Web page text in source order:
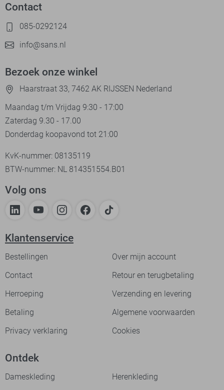
Contact
085-0292124
info@sans.nl
Bezoek onze winkel
Haarstraat 33, 7462 AK RIJSSEN Nederland
Maandag t/m Vrijdag 9:30 - 17:00
Zaterdag 9.30 - 17.00
Donderdag koopavond tot 21:00
KvK-nummer: 08135119
BTW-nummer: NL 814351554.B01
Volg ons
Klantenservice
Bestellingen
Over mijn account
Contact
Retour en terugbetaling
Herroeping
Verzending en levering
Betaling
Algemene voorwaarden
Privacy verklaring
Cookies
Ontdek
Dameskleding
Herenkleding